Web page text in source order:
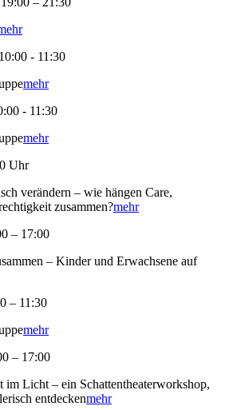
- 11:30
mehr
- 11:30
mehr
Uhr
verändern – wie hängen Care,
zusammen?mehr
– 17:00
– Kinder und Erwachsene auf
– 11:30
mehr
– 17:00
im Licht – ein Schattentheaterworkshop,
entdeckenmehr